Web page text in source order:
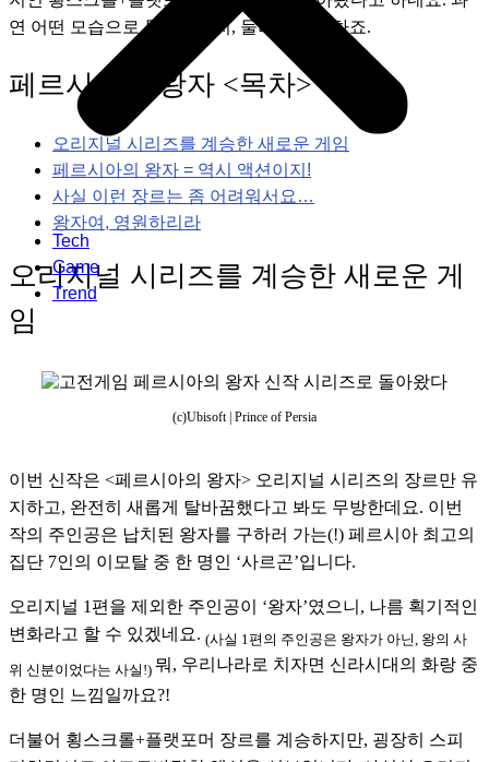
Tech
Game
Trend
연 어떤 모습으로 돌아왔을지, 둘러보도록 하죠.
페르시아의 왕자 <목차>
오리지널 시리즈를 계승한 새로운 게임
페르시아의 왕자 = 역시 액션이지!
사실 이런 장르는 좀 어려워서요…
왕자여, 영원하리라
오리지널 시리즈를 계승한 새로운 게
임
(c)Ubisoft | Prince of Persia
이번 신작은 <페르시아의 왕자> 오리지널 시리즈의 장르만 유
지하고, 완전히 새롭게 탈바꿈했다고 봐도 무방한데요. 이번
작의 주인공은 납치된 왕자를 구하러 가는(!) 페르시아 최고의
집단 7인의 이모탈 중 한 명인 ‘사르곤’입니다.
오리지널 1편을 제외한 주인공이 ‘왕자’였으니, 나름 획기적인
변화라고 할 수 있겠네요. (사실 1편의 주인공은 왕자가 아닌, 왕의 사
위 신분이었다는 사실!) 뭐, 우리나라로 치자면 신라시대의 화랑 중
한 명인 느낌일까요?!
더불어 횡스크롤+플랫포머 장르를 계승하지만, 굉장히 스피